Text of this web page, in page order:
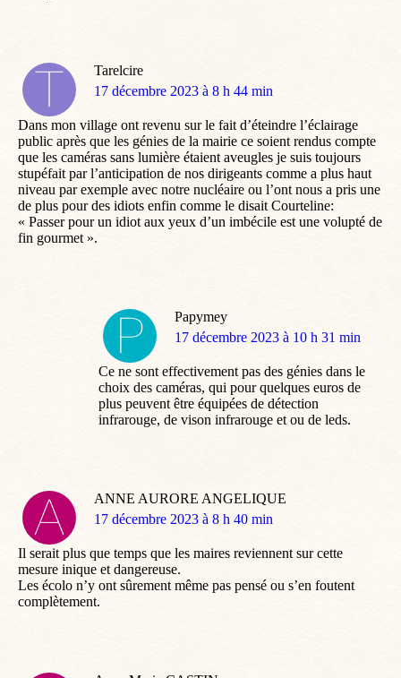
Tarelcire
dit
17 décembre 2023 à 8 h 44 min
Dans mon village ont revenu sur le fait d’éteindre l’éclairage
public après que les génies de la mairie ce soient rendus compte
que les caméras sans lumière étaient aveugles je suis toujours
stupéfait par l’anticipation de nos dirigeants comme a plus haut
niveau par exemple avec notre nucléaire ou l’ont nous a pris une
de plus pour des idiots enfin comme le disait Courteline:
« Passer pour un idiot aux yeux d’un imbécile est une volupté de
fin gourmet ».
Papymey
dit
17 décembre 2023 à 10 h 31 min
Ce ne sont effectivement pas des génies dans le
choix des caméras, qui pour quelques euros de
plus peuvent être équipées de détection
infrarouge, de vison infrarouge et ou de leds.
ANNE AURORE ANGELIQUE
dit
17 décembre 2023 à 8 h 40 min
Il serait plus que temps que les maires reviennent sur cette
mesure inique et dangereuse.
Les écolo n’y ont sûrement même pas pensé ou s’en foutent
complètement.